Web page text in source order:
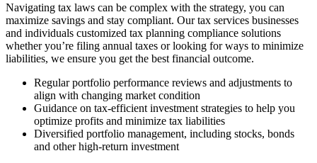
Navigating tax laws can be complex with the strategy, you can
maximize savings and stay compliant. Our tax services businesses
and individuals customized tax planning compliance solutions
whether you’re filing annual taxes or looking for ways to minimize
liabilities, we ensure you get the best financial outcome.
Regular portfolio performance reviews and adjustments to
align with changing market condition
Guidance on tax-efficient investment strategies to help you
optimize profits and minimize tax liabilities
Diversified portfolio management, including stocks, bonds
and other high-return investment